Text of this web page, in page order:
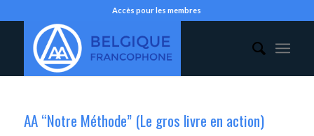
Accès pour les membres
AA “Notre Méthode” (Le gros livre en action)